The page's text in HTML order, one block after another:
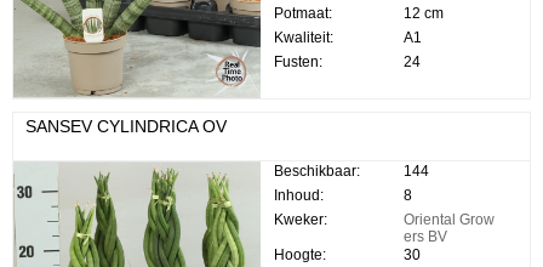
Potmaat:
12 cm
Kwaliteit:
A1
Fusten:
24
SANSEV CYLINDRICA OV
Beschikbaar:
144
Inhoud:
8
Kweker:
Oriental Grow
ers BV
Hoogte:
30